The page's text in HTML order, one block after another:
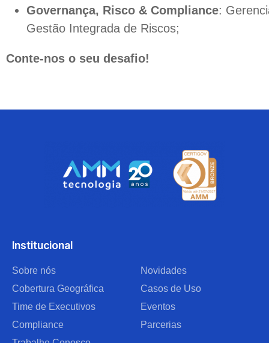
Governança, Risco & Compliance:
Gestão Integrada de Riscos;
Conte-nos o seu desafio!
Institucional
Sobre nós
Cobertura Geográfica
Time de Executivos
Compliance
Novidades
Casos de Uso
Eventos
Parcerias